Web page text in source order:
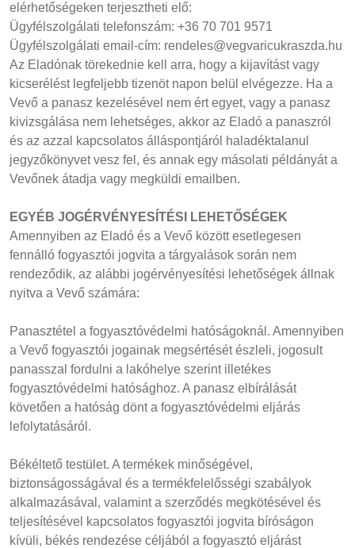
elérhetőségeken terjesztheti elő:
Ügyfélszolgálati telefonszám: +36 70 701 9571
Ügyfélszolgálati email-cím: rendeles@vegvaricukraszda.hu
Az Eladónak törekednie kell arra, hogy a kijavítást vagy
kicserélést legfeljebb tizenöt napon belül elvégezze. Ha a
Vevő a panasz kezelésével nem ért egyet, vagy a panasz
kivizsgálása nem lehetséges, akkor az Eladó a panaszról
és az azzal kapcsolatos álláspontjáról haladéktalanul
jegyzőkönyvet vesz fel, és annak egy másolati példányát a
Vevőnek átadja vagy megküldi emailben.
EGYÉB JOGÉRVÉNYESÍTÉSI LEHETŐSÉGEK
Amennyiben az Eladó és a Vevő között esetlegesen
fennálló fogyasztói jogvita a tárgyalások során nem
rendeződik, az alábbi jogérvényesítési lehetőségek állnak
nyitva a Vevő számára:
Panasztétel a fogyasztóvédelmi hatóságoknál. Amennyiben
a Vevő fogyasztói jogainak megsértését észleli, jogosult
panasszal fordulni a lakóhelye szerint illetékes
fogyasztóvédelmi hatósághoz. A panasz elbírálását
követően a hatóság dönt a fogyasztóvédelmi eljárás
lefolytatásáról.
Békéltető testület. A termékek minőségével,
biztonságosságával és a termékfelelősségi szabályok
alkalmazásával, valamint a szerződés megkötésével és
teljesítésével kapcsolatos fogyasztói jogvita bíróságon
kívüli, békés rendezése céljából a fogyasztó eljárást